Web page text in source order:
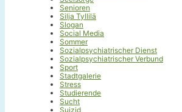
Senioren
Silja Tyllilä
Slogan
Social Media
Sommer
Sozialpsychiatrischer Dienst
Sozialpsychiatrischer Verbund
Sport
Stadtgalerie
Stress
Studierende
Sucht
Suizid